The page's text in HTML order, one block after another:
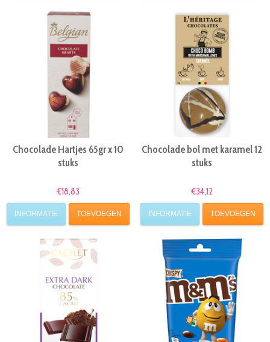
Chocolade Hartjes 65gr x 10
stuks
€18,83
INFORMATIE TOEVOEGEN
Chocolade bol met karamel 12
stuks
€34,12
INFORMATIE TOEVOEGEN